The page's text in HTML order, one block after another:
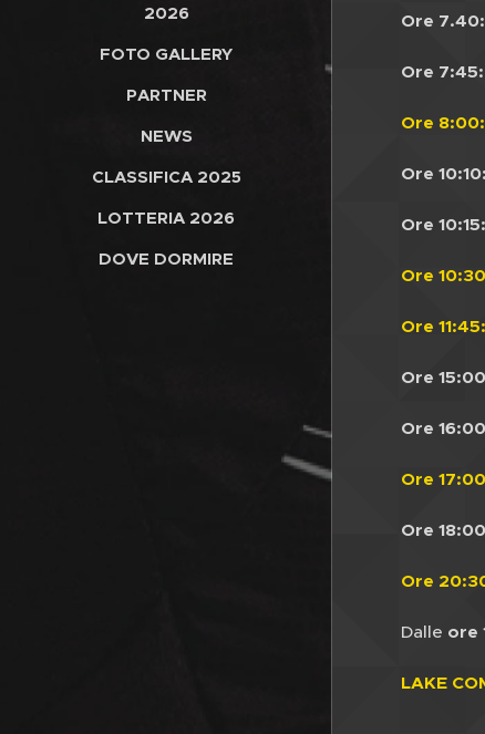
2026
FOTO GALLERY
PARTNER
NEWS
CLASSIFICA 2025
LOTTERIA 2026
DOVE DORMIRE
Ore 7.40:
Ore 7:45:
Ore 8:00:
Ore 10:10:
Ore 10:15:
Ore
Ore 11:45:
Ore
Ore
Ore 17:00
Ore
Ore
Dalle ore
LAKE